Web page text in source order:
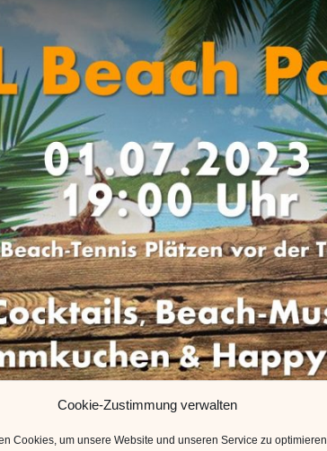
Cookie-Zustimmung verwalten
Cookies, um unsere Website und unseren Service zu optimieren.